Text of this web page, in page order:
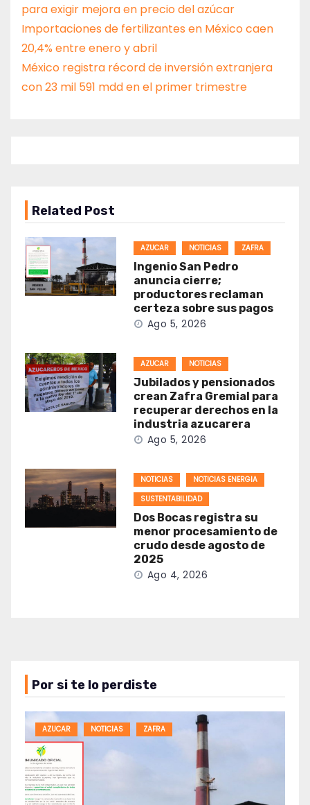
para exigir mejora en precio del azúcar
Importaciones de fertilizantes en México caen
20,4% entre enero y abril
México registra récord de inversión extranjera
con 23 mil 591 mdd en el primer trimestre
Related Post
AZUCAR NOTICIAS ZAFRA
Ingenio San Pedro
anuncia cierre;
productores reclaman
certeza sobre sus pagos
Ago 5, 2026
AZUCAR NOTICIAS
Jubilados y pensionados
crean Zafra Gremial para
recuperar derechos en la
industria azucarera
Ago 5, 2026
NOTICIAS
NOTICIAS ENERGIA
SUSTENTABILIDAD
Dos Bocas registra su
menor procesamiento de
crudo desde agosto de
2025
Ago 4, 2026
Por si te lo perdiste
AZUCAR NOTICIAS ZAFRA